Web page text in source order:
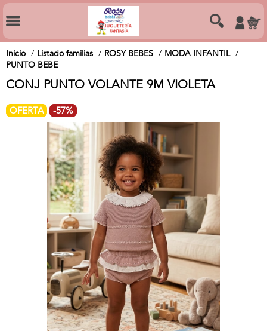
Inicio Listado familias ROSY BEBES
MODA INFANTIL
PUNTO BEBE
CONJ PUNTO VOLANTE 9M VIOLETA
OFERTA -57%